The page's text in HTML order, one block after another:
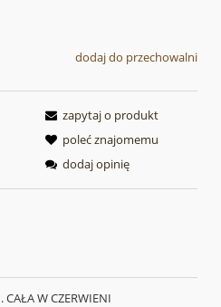
dodaj do przechowalni
zapytaj o produkt
poleć znajomemu
dodaj opinię
CAŁA W CZERWIENI